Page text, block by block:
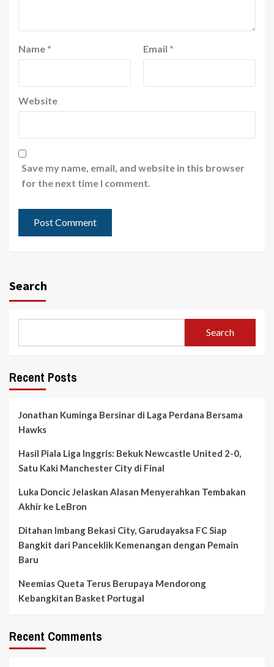
Name * Email *
Website
Save my name, email, and website in this browser
for the next time I comment.
Search
Search
Recent Posts
Jonathan Kuminga Bersinar di Laga Perdana Bersama
Hawks
Hasil Piala Liga Inggris: Bekuk Newcastle United 2-0,
Satu Kaki Manchester City di Final
Luka Doncic Jelaskan Alasan Menyerahkan Tembakan
Akhir ke LeBron
Ditahan Imbang Bekasi City, Garudayaksa FC Siap
Bangkit dari Panceklik Kemenangan dengan Pemain
Baru
Neemias Queta Terus Berupaya Mendorong
Kebangkitan Basket Portugal
Recent Comments